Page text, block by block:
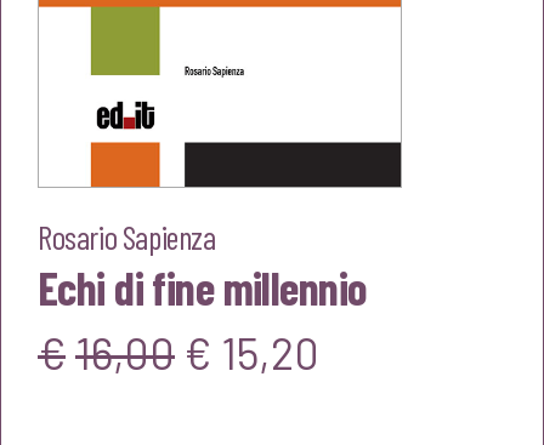
Rosario Sapienza
Echi di fine millennio
€16,00 Il
€ 15,20